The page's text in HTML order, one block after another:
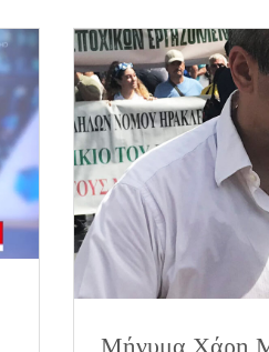
Μήνυμα Χάρη